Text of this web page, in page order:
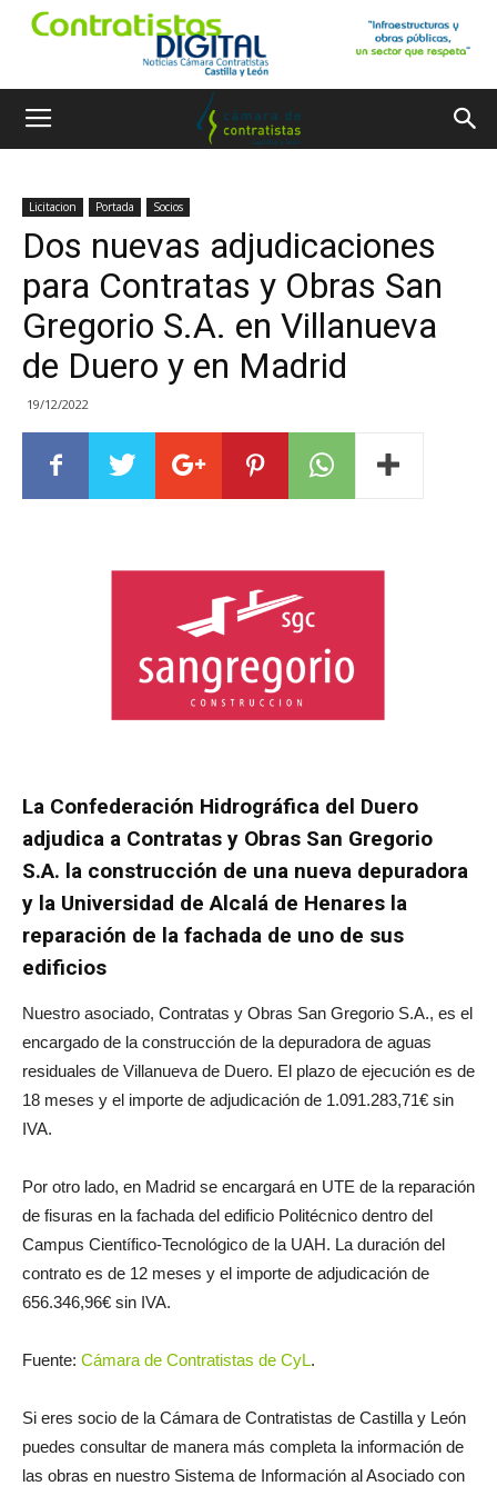
Licitacion Portada Socios
Dos nuevas adjudicaciones
para Contratas y Obras San
Gregorio S.A. en Villanueva
de Duero y en Madrid
19/12/2022
La Confederación Hidrográfica del Duero
adjudica a Contratas y Obras San Gregorio
S.A. la construcción de una nueva depuradora
y la Universidad de Alcalá de Henares la
reparación de la fachada de uno de sus
edificios
Nuestro asociado, Contratas y Obras San Gregorio S.A., es el
encargado de la construcción de la depuradora de aguas
residuales de Villanueva de Duero. El plazo de ejecución es de
18 meses y el importe de adjudicación de 1.091.283,71€ sin
IVA.
Por otro lado, en Madrid se encargará en UTE de la reparación
de fisuras en la fachada del edificio Politécnico dentro del
Campus Científico-Tecnológico de la UAH. La duración del
contrato es de 12 meses y el importe de adjudicación de
656.346,96€ sin IVA.
Fuente: Cámara de Contratistas de CyL.
Si eres socio de la Cámara de Contratistas de Castilla y León
puedes consultar de manera más completa la información de
las obras en nuestro Sistema de Información al Asociado con